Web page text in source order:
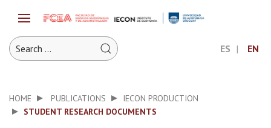
ES EN
HOME PUBLICATIONS
IECON PRODUCTION
STUDENT RESEARCH DOCUMENTS